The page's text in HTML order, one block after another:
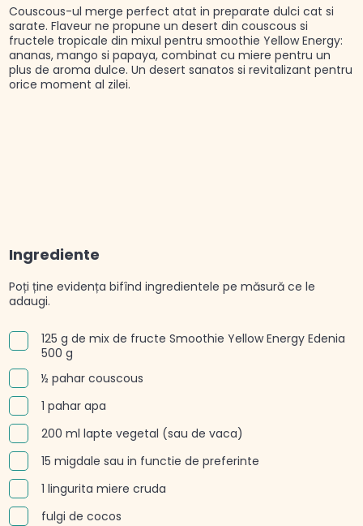
Couscous-ul merge perfect atat in preparate dulci cat si
sarate. Flaveur ne propune un desert din couscous si
fructele tropicale din mixul pentru smoothie Yellow Energy:
ananas, mango si papaya, combinat cu miere pentru un
plus de aroma dulce. Un desert sanatos si revitalizant pentru
orice moment al zilei.
Ingrediente
Poți ține evidența bifînd ingredientele pe măsură ce le
adaugi.
125 g de mix de fructe Smoothie Yellow Energy Edenia
500 g
½ pahar couscous
1 pahar apa
200 ml lapte vegetal (sau de vaca)
15 migdale sau in functie de preferinte
1 lingurita miere cruda
fulgi de cocos